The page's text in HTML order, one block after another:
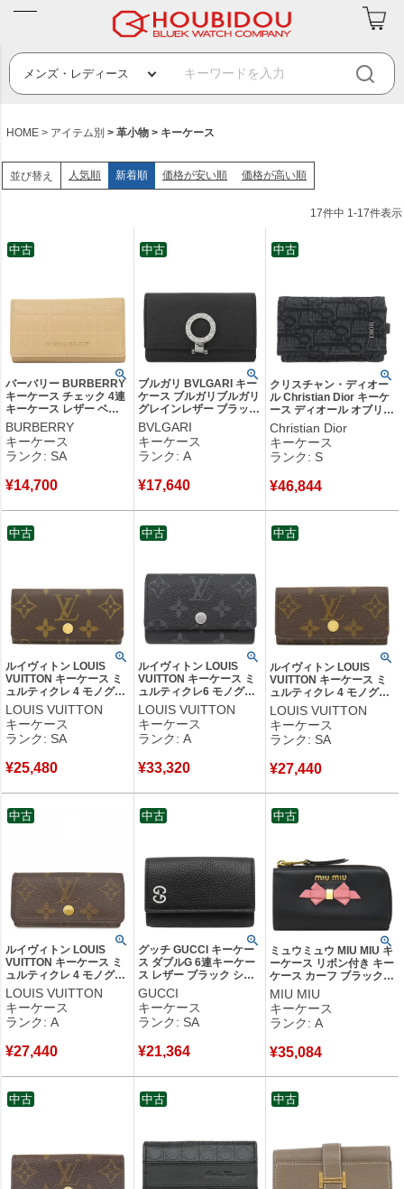
HOME アイテム別 革小物 キーケース
並び替え 人気順 新着順 価格が安い順 価格が高い順
17件中 1-17件表示
バーバリー BURBERRY
キーケース チェック 4連
キーケース レザー ベー
ジュ シルバー金具 4本 鍵
入れ 【中古】新品同様品
BURBERRY
キーケース
ランク: SA
¥14,700
中古
ブルガリ BVLGARI キー
ケース ブルガリブルガリ
グレインレザー ブラック
シルバー金具 黒 6連 6本
30422 【箱】 【中古】中
古美品
BVLGARI
キーケース
ランク: A
¥17,640
中古
クリスチャン・ディオー
ル Christian Dior キーケ
ース ディオール オブリー
ク ジャカード コットンキ
ャンバス カーフ ブラック
ガンメタル金具 6連 6本
2ESKH281YSE_H03E
管品
Christian Dior
キーケース
ランク: S
¥46,844
中古
ルイヴィトン LOUIS
VUITTON キーケース ミ
ュルティクレ 4 モノグラ
ムキャンバス モノグラム
ゴールド金具 鍵入れ 4連
4本 M69517 FL0065
【中古】新品同様品
LOUIS VUITTON
キーケース
ランク: SA
¥25,480
中古
ルイヴィトン LOUIS
VUITTON キーケース ミ
ュルティクレ6 モノグラ
ムエクリプス モノグラム
エクリプス シルバー金具
グレー 6連 6本 M82603
RFID 【箱】 【中古】中
LOUIS VUITTON
キーケース
ランク: A
¥33,320
中古
ルイヴィトン LOUIS
VUITTON キーケース ミ
ュルティクレ 4 モノグラ
ムキャンバス モノグラム
ゴールド金具 鍵入れ 4連
4本 M69517 RFID 【箱】
【中古】新品同様品
LOUIS VUITTON
キーケース
ランク: SA
¥27,440
中古
ルイヴィトン LOUIS
VUITTON キーケース ミ
ュルティクレ 4 モノグラ
ムキャンバス モノグラム
ゴールド金具 鍵入れ 4連
4本 M69517 RFID 【箱】
【中古】中古美品
LOUIS VUITTON
キーケース
ランク: A
¥27,440
中古
グッチ GUCCI キーケー
ス ダブルG 6連キーケー
ス レザー ブラック シル
バー金具 6連 6本 キーリ
ング付き 黒 473924
【箱】 【中古】新品同様
品
GUCCI
キーケース
ランク: SA
¥21,364
中古
ミュウミュウ MIU MIU キ
ーケース リボン付き キー
ケース カーフ ブラック
ゴールド金具 黒 ピンク
小銭入れ 2B61 【中古】
中古美品
MIU MIU
キーケース
ランク: A
¥35,084
中古
中古 中古 中古